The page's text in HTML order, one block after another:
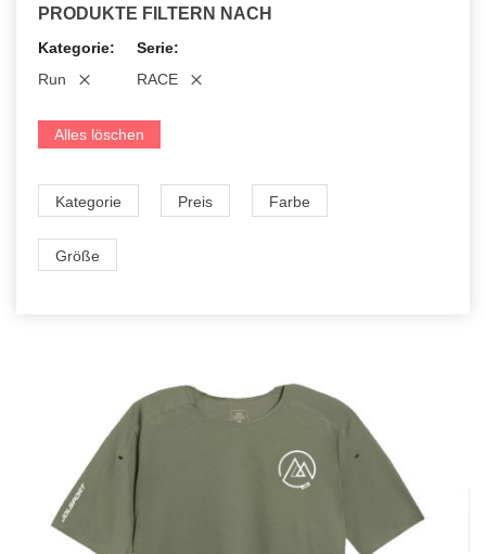
PRODUKTE FILTERN NACH
Kategorie
Run
Serie
RACE
Alles löschen
Kategorie Preis Farbe
Größe